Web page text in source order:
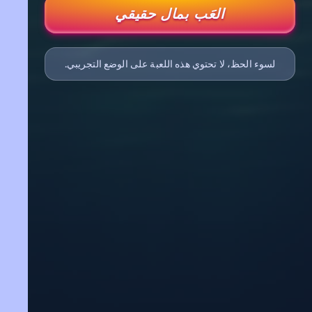
العَب بمال حقيقي
لسوء الحظ، لا تحتوي هذه اللعبة على الوضع التجريبي.